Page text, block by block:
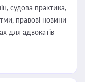
судова практика,
правові новини
для адвокатів